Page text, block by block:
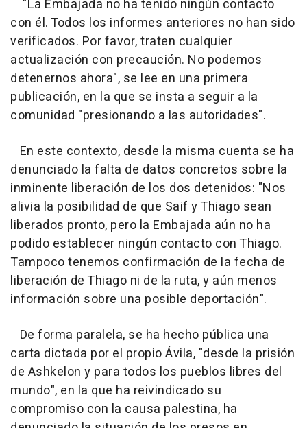
"La Embajada no ha tenido ningún contacto
con él. Todos los informes anteriores no han sido
verificados. Por favor, traten cualquier
actualización con precaución. No podemos
detenernos ahora", se lee en una primera
publicación, en la que se insta a seguir a la
comunidad "presionando a las autoridades".
En este contexto, desde la misma cuenta se ha
denunciado la falta de datos concretos sobre la
inminente liberación de los dos detenidos: "Nos
alivia la posibilidad de que Saif y Thiago sean
liberados pronto, pero la Embajada aún no ha
podido establecer ningún contacto con Thiago.
Tampoco tenemos confirmación de la fecha de
liberación de Thiago ni de la ruta, y aún menos
información sobre una posible deportación".
De forma paralela, se ha hecho pública una
carta dictada por el propio Ávila, "desde la prisión
de Ashkelon y para todos los pueblos libres del
mundo", en la que ha reivindicado su
compromiso con la causa palestina, ha